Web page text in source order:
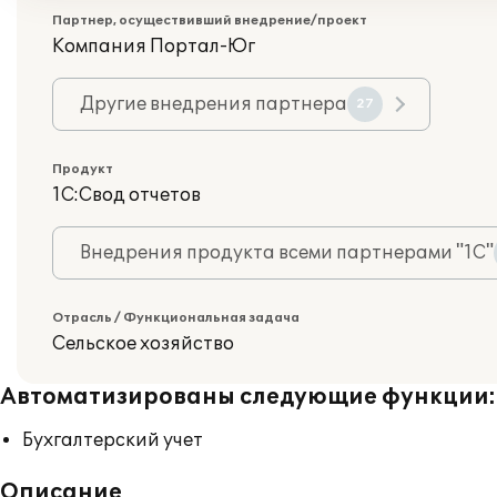
Партнер, осуществивший внедрение/проект
Компания Портал-Юг
Другие внедрения партнера 27
Продукт
1С:Свод отчетов
Внедрения продукта всеми партнерами "1С"
Отрасль / Функциональная задача
Сельское хозяйство
Автоматизированы следующие функции:
Бухгалтерский учет